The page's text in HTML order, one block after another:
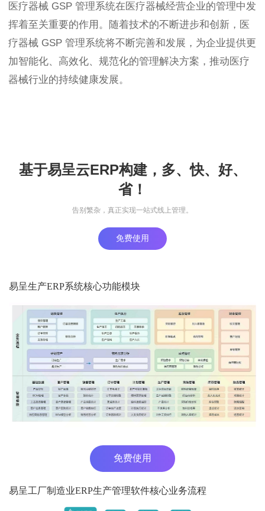
医疗器械 GSP 管理系统在医疗器械经营企业的管理中发
挥着至关重要的作用。随着技术的不断进步和创新，医
疗器械 GSP 管理系统将不断完善和发展，为企业提供更
加智能化、高效化、规范化的管理解决方案，推动医疗
器械行业的持续健康发展。
基于易呈云ERP构建，多、快、好、
省！
告别繁杂，真正实现一站式线上管理。
免费使用
易呈生产ERP系统核心功能模块
免费使用
易呈工厂制造业ERP生产管理软件核心业务流程